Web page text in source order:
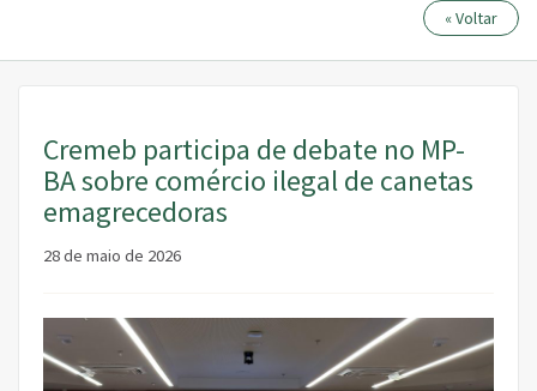
« Voltar
Cremeb participa de debate no MP-
BA sobre comércio ilegal de canetas
emagrecedoras
28 de maio de 2026